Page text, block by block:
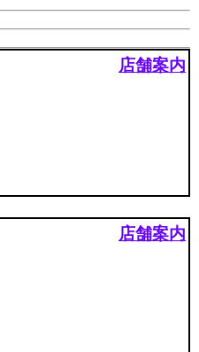
店舗案内
店舗案内